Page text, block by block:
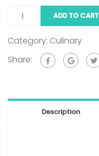
Funka
quantity
ADD TO CART
Category: Culinary
Share:
Description